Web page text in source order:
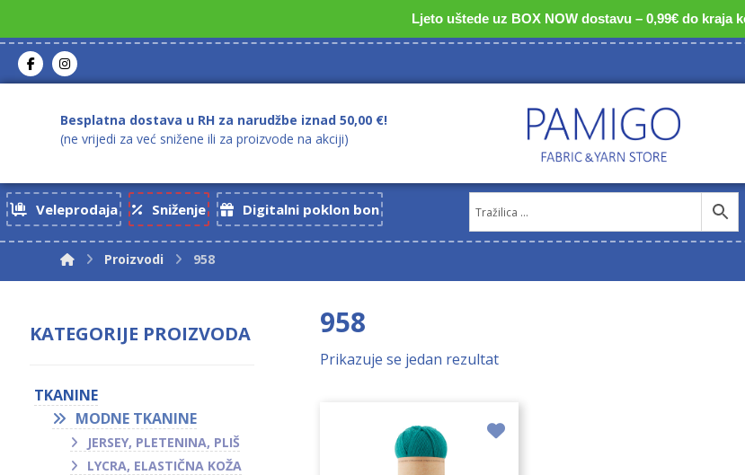
Ljeto uštede uz BOX NOW dostavu – 0,99€ do kraja
Besplatna dostava u RH za narudžbe iznad 50,00 €!
(ne vrijedi za već snižene ili za proizvode na akciji)
Veleprodaja Sniženje Digitalni poklon bon
Proizvodi 958
958
Prikazuje se jedan rezultat
KATEGORIJE PROIZVODA
TKANINE
MODNE TKANINE
JERSEY, PLETENINA, PLIŠ
LYCRA, ELASTIČNA KOŽA